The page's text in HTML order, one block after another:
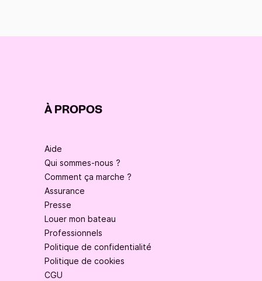
À PROPOS
Aide
Qui sommes-nous ?
Comment ça marche ?
Assurance
Presse
Louer mon bateau
Professionnels
Politique de confidentialité
Politique de cookies
CGU